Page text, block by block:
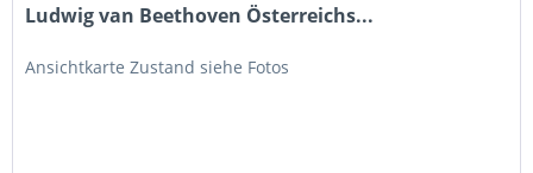
Ludwig van Beethoven Österreichs...
Ansichtkarte Zustand siehe Fotos